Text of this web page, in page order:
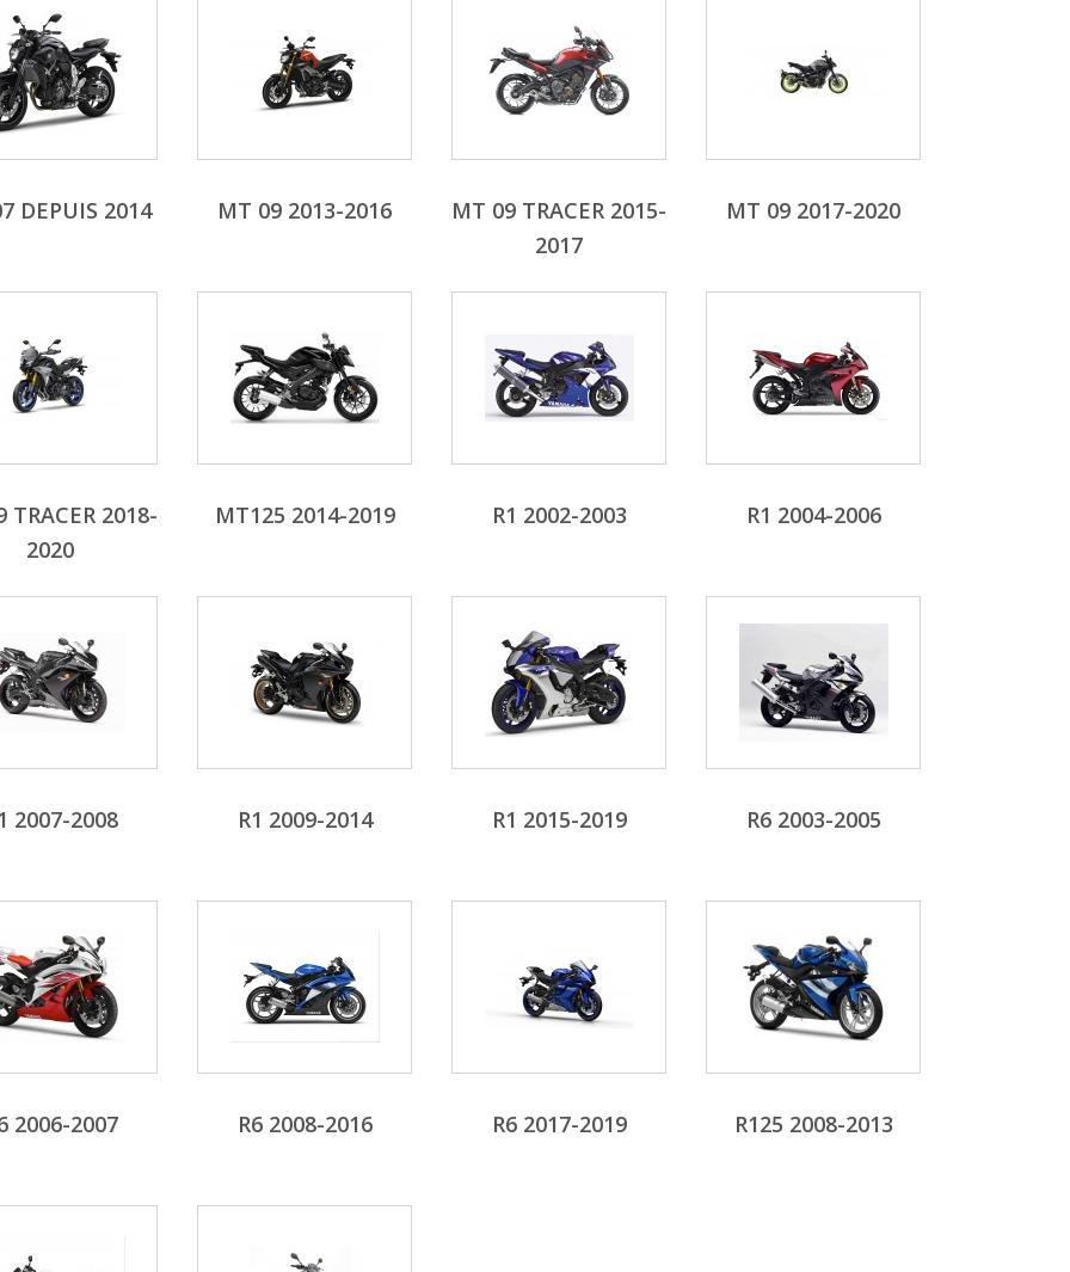
DEPUIS 2014 MT 09 2013-2016
MT 09 TRACER 2015-
2017
MT 09 2017-2020
TRACER 2018-
2020
MT125 2014-2019 R1 2002-2003 R1 2004-2006
2007-2008 R1 2009-2014 R1 2015-2019 R6 2003-2005
2006-2007 R6 2008-2016 R6 2017-2019 R125 2008-2013